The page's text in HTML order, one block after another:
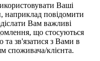
Ваші
наприклад повідомити
Вам важливі
що стосуються
зв'язатися з Вами в
споживача/клієнта.